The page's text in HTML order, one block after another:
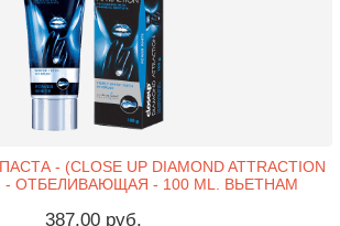
- (CLOSE UP DIAMOND ATTRACTION
- ОТБЕЛИВАЮЩАЯ - 100 ML. ВЬЕТНАМ
387,00 руб.